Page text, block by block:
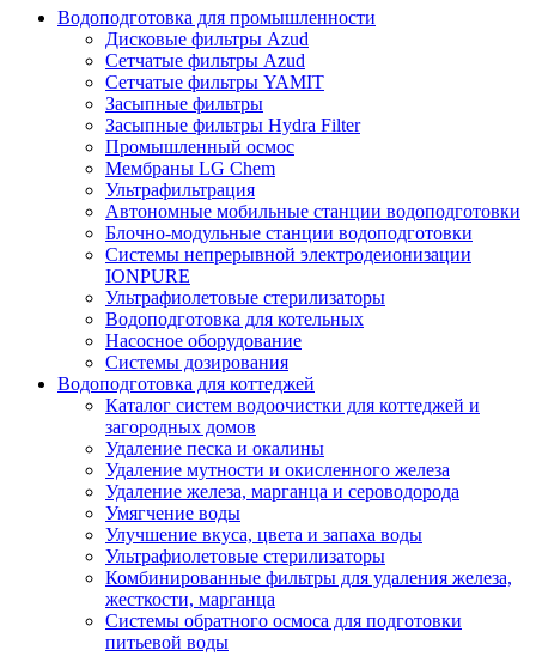
Водоподготовка для промышленности
Дисковые фильтры Azud
Сетчатые фильтры Azud
Сетчатые фильтры YAMIT
Засыпные фильтры
Засыпные фильтры Hydra Filter
Промышленный осмос
Мембраны LG Chem
Ультрафильтрация
Автономные мобильные станции водоподготовки
Блочно-модульные станции водоподготовки
Системы непрерывной электродеионизации
IONPURE
Ультрафиолетовые стерилизаторы
Водоподготовка для котельных
Насосное оборудование
Системы дозирования
Водоподготовка для коттеджей
Каталог систем водоочистки для коттеджей и
загородных домов
Удаление песка и окалины
Удаление мутности и окисленного железа
Удаление железа, марганца и сероводорода
Умягчение воды
Улучшение вкуса, цвета и запаха воды
Ультрафиолетовые стерилизаторы
Комбинированные фильтры для удаления железа,
жесткости, марганца
Системы обратного осмоса для подготовки
питьевой воды